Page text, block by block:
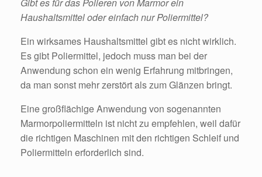
Haushaltsmittel oder einfach nur Poliermittel?
Ein wirksames Haushaltsmittel gibt es nicht wirklich.
Es gibt Poliermittel, jedoch muss man bei der
Anwendung schon ein wenig Erfahrung mitbringen,
da man sonst mehr zerstört als zum Glänzen bringt.
Eine großflächige Anwendung von sogenannten
Marmorpoliermitteln ist nicht zu empfehlen, weil dafür
die richtigen Maschinen mit den richtigen Schleif und
Poliermitteln erforderlich sind.